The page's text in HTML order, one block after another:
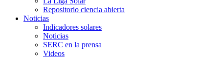
Repositorio ciencia abierta
Noticias
Indicadores solares
Noticias
SERC en la prensa
Videos